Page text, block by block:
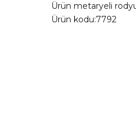
Ürün metaryeli
Ürün kodu:7792